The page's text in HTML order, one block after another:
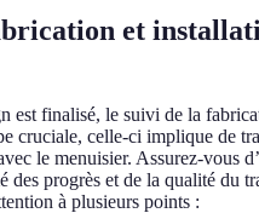
et
est finalisé, le suivi de la
cruciale, celle-ci implique de
le menuisier. Assurez-vous
des progrès et de la qualité du
à plusieurs points :